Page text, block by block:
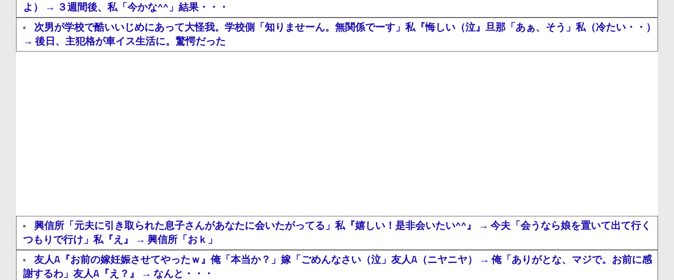
よ） → ３週間後、私「今かな^^」結果・・・
次男が学校で酷いいじめにあって大怪我。学校側「知りませーん。無関係でーす」私『悔しい（泣』旦那「あぁ、そう」私（冷たい・・）
→ 後日、主犯格が車イス生活に。驚愕だった
興信所「元夫に引き取られた息子さんがあなたに会いたがってる」私『嬉しい！是非会いたい^^』 → 今夫「会うなら娘を置いて出て行く
つもりで行け」私『え』 → 興信所「おｋ」
友人A『お前の嫁妊娠させてやったｗ』俺「本当か？」嫁「ごめんなさい（泣」友人A（ニヤニヤ） → 俺「ありがとな、マジで。お前に感
謝するわ」友人A『え？』 → なんと・・・